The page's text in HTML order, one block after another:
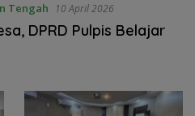
Tengah 10 April 2026
DPRD Pulpis Belajar